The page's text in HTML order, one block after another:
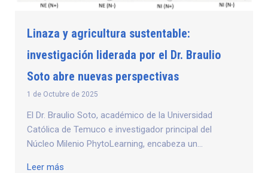
Linaza y agricultura sustentable:
investigación liderada por el Dr. Braulio
Soto abre nuevas perspectivas
1 de Octubre de 2025
El Dr. Braulio Soto, académico de la Universidad
Católica de Temuco e investigador principal del
Núcleo Milenio PhytoLearning, encabeza un...
Leer más